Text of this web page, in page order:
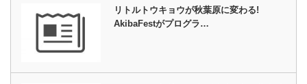
リトルトウキョウが秋葉原に変わる!
AkibaFestがプログラ…